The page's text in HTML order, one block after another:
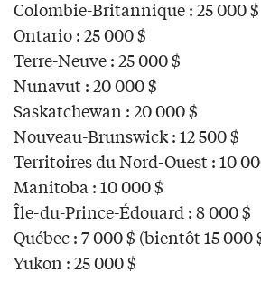
Colombie-Britannique : 25 000 $
Ontario : 25 000 $
Terre-Neuve : 25 000 $
Nunavut : 20 000 $
Saskatchewan : 20 000 $
Nouveau-Brunswick : 12 500 $
Territoires du Nord-Ouest : 10
Manitoba : 10 000 $
Île-du-Prince-Édouard : 8 000 $
Québec : 7 000 $ (bientôt 15 000
Yukon : 25 000 $